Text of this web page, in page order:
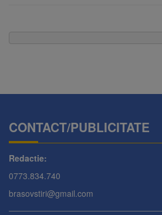
CONTACT/PUBLICITATE
Redactie:
0773.834.740
brasovstiri@gmail.com